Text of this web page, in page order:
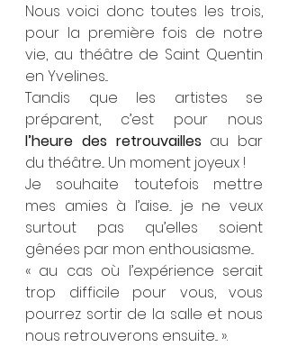
Nous voici donc toutes les trois,
pour la première fois de notre
vie, au théâtre de Saint Quentin
en Yvelines...
Tandis que les artistes se
préparent, c’est pour nous
l’heure des retrouvailles au bar
du théâtre... Un moment joyeux !
Je souhaite toutefois mettre
mes amies à l’aise... je ne veux
surtout pas qu’elles soient
gênées par mon enthousiasme...
« au cas où l’expérience serait
trop difficile pour vous, vous
pourrez sortir de la salle et nous
nous retrouverons ensuite... ».